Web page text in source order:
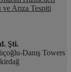
Arıza Tespiti
Şti.
Danış Towers